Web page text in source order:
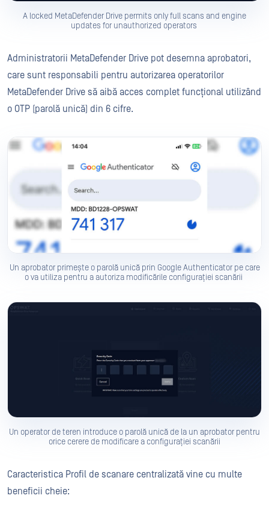
A locked MetaDefender Drive permits only full scans and engine
updates for unauthorized operators
Administratorii MetaDefender Drive pot desemna aprobatori,
care sunt responsabili pentru autorizarea operatorilor
MetaDefender Drive să aibă acces complet funcțional utilizând
o OTP (parolă unică) din 6 cifre.
Un aprobator primește o parolă unică prin Google Authenticator pe care
o va utiliza pentru a autoriza modificările configurației scanării
Un operator de teren introduce o parolă unică de la un aprobator pentru
orice cerere de modificare a configurației scanării
Caracteristica Profil de scanare centralizată vine cu multe
beneficii cheie: